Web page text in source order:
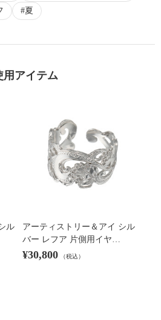
夏
用アイテム
ル
アーティストリー＆アイ シル
バー レフア 片側用イヤ…
¥30,800 （税込）